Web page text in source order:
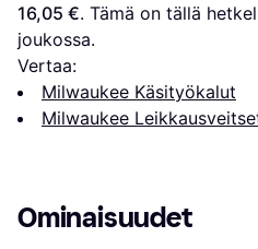
16,05 €. Tämä on tällä
joukossa.
Vertaa:
Milwaukee Käsityökalut
Milwaukee
Ominaisuudet